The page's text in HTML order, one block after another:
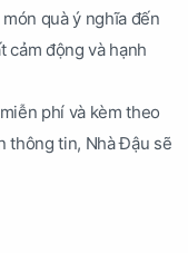
quà ý nghĩa đến
cảm động và hạnh
phí và kèm theo
thông tin, Nhà Đậu sẽ